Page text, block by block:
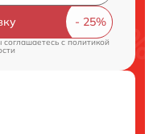
соглашаетесь cполитикой